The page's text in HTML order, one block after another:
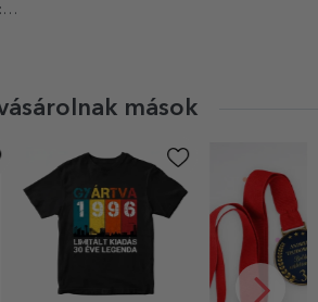
mások